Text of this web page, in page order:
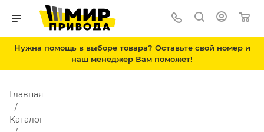
Нужна помощь в выборе товара? Оставьте свой номер и
наш менеджер Вам поможет!
Главная
Каталог